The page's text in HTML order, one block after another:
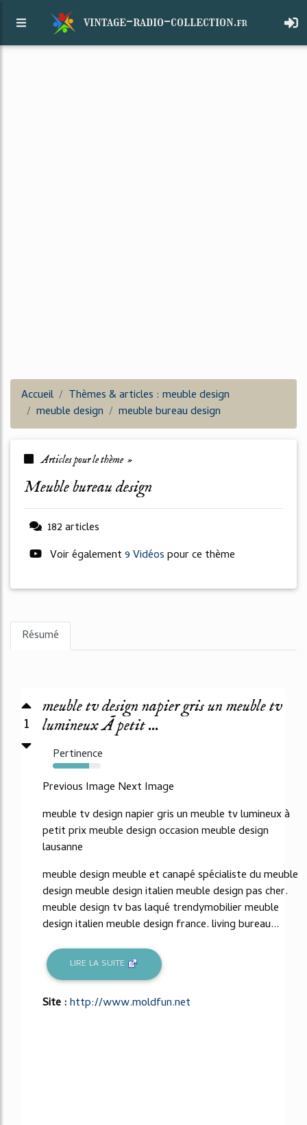
vintage-radio-collection.fr
Accueil
Thèmes & articles : meuble design
meuble design
meuble bureau design
Articles pour le thème »
meuble bureau design
182 articles
Voir également9 Vidéospour ce thème
Résumé
1
meuble tv design napier gris un meuble tv
lumineux Ã petit ...
Pertinence
76%
Previous Image Next Image
meuble tv design napier gris un meuble tv lumineux à
petit prix meuble design occasion meuble design
lausanne
meuble design meuble et canapé spécialiste du meuble
design meuble design italien meuble design pas cher.
meuble design tv bas laqué trendymobilier meuble
design italien meuble design france. living bureau...
LIRE LA SUITE
Site :http://www.moldfun.net